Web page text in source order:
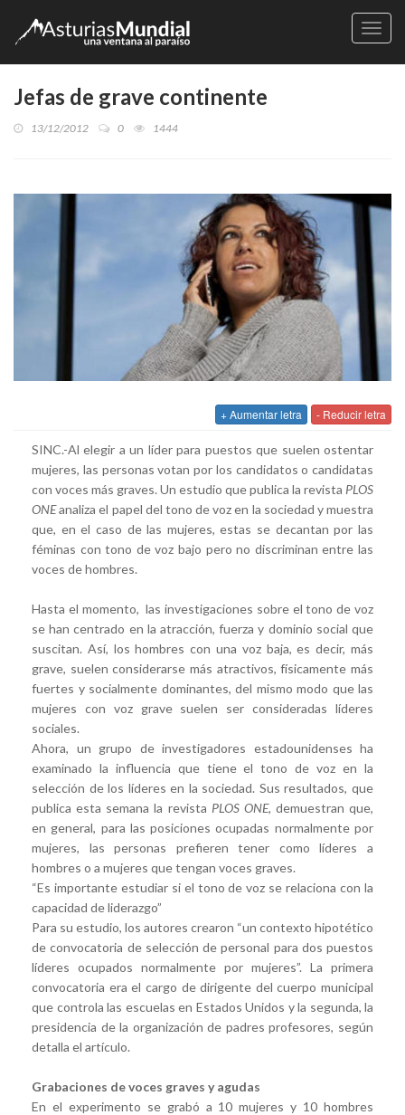
Jefas de grave continente
13/12/2012 0 1444
+ Aumentar letra - Reducir letra
SINC.-Al elegir a un líder para puestos que suelen ostentar
mujeres, las personas votan por los candidatos o candidatas
con voces más graves. Un estudio que publica la revista PLOS
ONEanaliza el papel del tono de voz en la sociedad y muestra
que, en el caso de las mujeres, estas se decantan por las
féminas con tono de voz bajo pero no discriminan entre las
voces de hombres.
Hasta el momento, las investigaciones sobre el tono de voz
se han centrado en la atracción, fuerza y dominio social que
suscitan. Así, los hombres con una voz baja, es decir, más
grave, suelen considerarse más atractivos, físicamente más
fuertes y socialmente dominantes, del mismo modo que las
mujeres con voz grave suelen ser consideradas líderes
sociales.
Ahora, un grupo de investigadores estadounidenses ha
examinado la influencia que tiene el tono de voz en la
selección de los líderes en la sociedad. Sus resultados, que
publica esta semana la revista PLOS ONE, demuestran que,
en general, para las posiciones ocupadas normalmente por
mujeres, las personas prefieren tener como líderes a
hombres o a mujeres que tengan voces graves.
“Es importante estudiar si el tono de voz se relaciona con la
capacidad de liderazgo”
Para su estudio, los autores crearon “un contexto hipotético
de convocatoria de selección de personal para dos puestos
líderes ocupados normalmente por mujeres”. La primera
convocatoria era el cargo de dirigente del cuerpo municipal
que controla las escuelas en Estados Unidos y la segunda, la
presidencia de la organización de padres profesores, según
detalla el artículo.
Grabaciones de voces graves y agudas
En el experimento se grabó a 10 mujeres y 10 hombres